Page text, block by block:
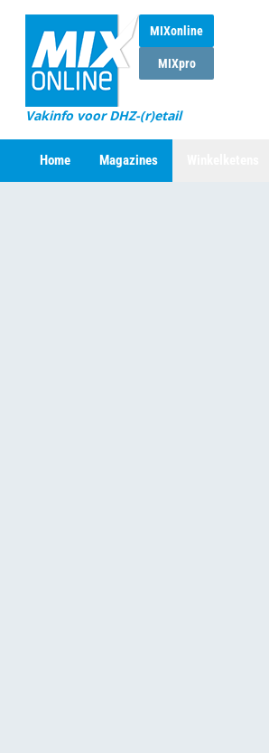
MIXonline
MIXpro
Vakinfo voor DHZ-(r)etail
Home Magazines